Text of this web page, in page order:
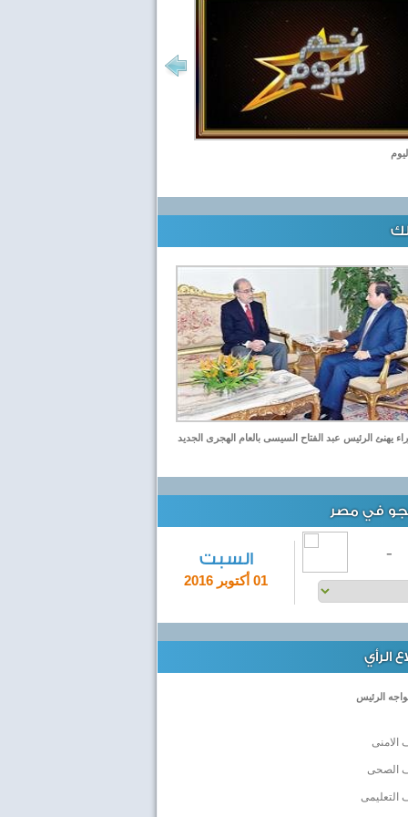
لك
يهنئ الرئيس عبد الفتاح السيسى بالعام الهجرى الجديد
في مصر
السبت
01 أكتوبر 2016
-
الرأي
الرئيس
الامنى
الصحى
التعليمى